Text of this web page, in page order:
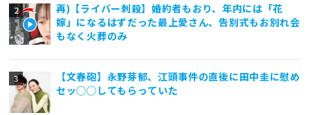
再)【ライバー刺殺】婚約者もおり、年内には「花
嫁」になるはずだった最上愛さん、告別式もお別れ会
もなく火葬のみ
【文春砲】永野芽郁、江頭事件の直後に田中圭に慰め
セッ◯◯してもらっていた